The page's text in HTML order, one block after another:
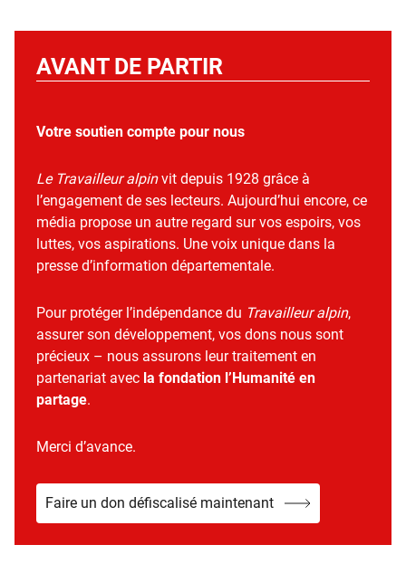
AVANT DE PARTIR
Votre soutien compte pour nous
Le Travailleur alpinvit depuis 1928 grâce à
l’engagement de ses lecteurs. Aujourd’hui encore, ce
média propose un autre regard sur vos espoirs, vos
luttes, vos aspirations. Une voix unique dans la
presse d’information départementale.
Pour protéger l’indépendance du Travailleur alpin,
assurer son développement, vos dons nous sont
précieux – nous assurons leur traitement en
partenariat avec la fondation l’Humanité en
partage.
Merci d’avance.
Faire un don défiscalisé maintenant